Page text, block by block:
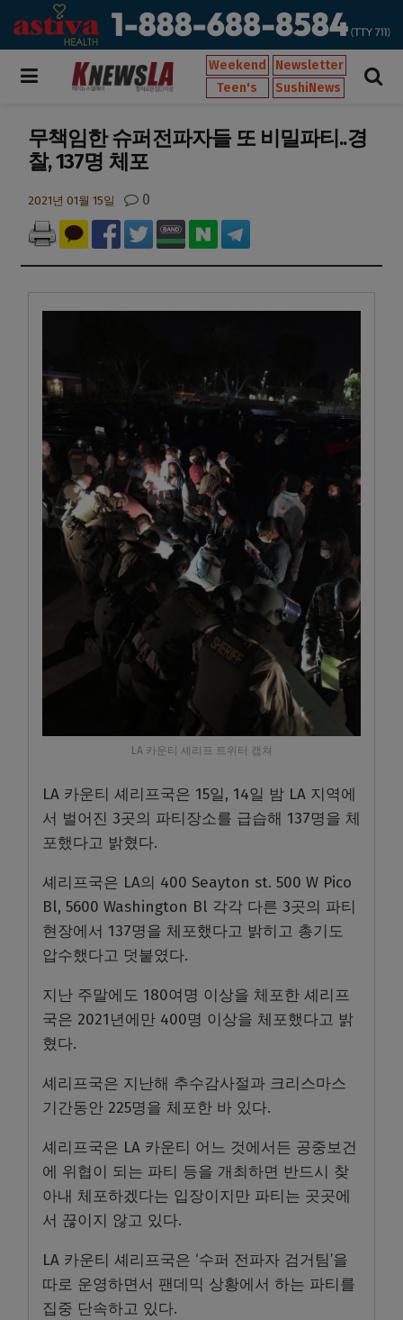
Weekend
Newsletter
Teen's
SushiNews
무책임한 슈퍼전파자들 또 비밀파티..경
찰, 137명 체포
2021년 01월 15일 0
LA 카운티 셰리프 트위터 캡쳐
LA 카운티 셰리프국은 15일, 14일 밤 LA 지역에
서 벌어진 3곳의 파티장소를 급습해 137명을 체
포했다고 밝혔다.
셰리프국은 LA의 400 Seayton st. 500 W Pico
Bl, 5600 Washington Bl 각각 다른 3곳의 파티
현장에서 137명을 체포했다고 밝히고 총기도
압수했다고 덧붙였다.
지난 주말에도 180여명 이상을 체포한 셰리프
국은 2021년에만 400명 이상을 체포했다고 밝
혔다.
셰리프국은 지난해 추수감사절과 크리스마스
기간동안 225명을 체포한 바 있다.
셰리프국은 LA 카운티 어느 것에서든 공중보건
에 위협이 되는 파티 등을 개최하면 반드시 찾
아내 체포하겠다는 입장이지만 파티는 곳곳에
서 끊이지 않고 있다.
LA 카운티 셰리프국은 ‘수퍼 전파자 검거팀’을
따로 운영하면서 팬데믹 상황에서 하는 파티를
집중 단속하고 있다.